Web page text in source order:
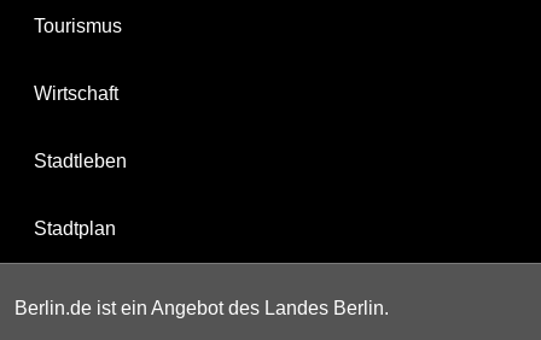
Tourismus
Wirtschaft
Stadtleben
Stadtplan
Berlin.de ist ein Angebot des Landes Berlin.